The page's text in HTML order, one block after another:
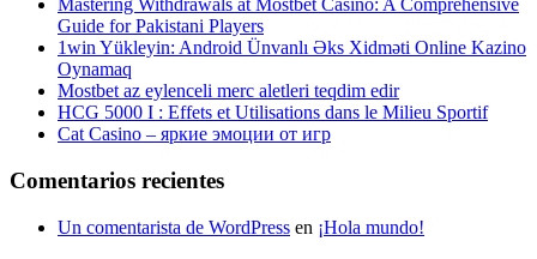
Mastering Withdrawals at Mostbet Casino: A Comprehensive
Guide for Pakistani Players
1win Yükleyin: Android Ünvanlı Əks Xidməti Online Kazino
Oynamaq
Mostbet az eylenceli merc aletleri teqdim edir
HCG 5000 I : Effets et Utilisations dans le Milieu Sportif
Cat Casino – яркие эмоции от игр
Comentarios recientes
Un comentarista de WordPress en ¡Hola mundo!